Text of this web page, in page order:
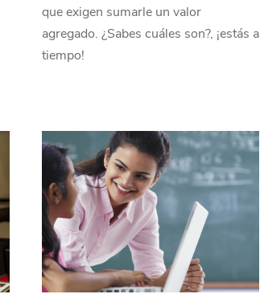
que exigen sumarle un valor
agregado. ¿Sabes cuáles son?, ¡estás a
tiempo!